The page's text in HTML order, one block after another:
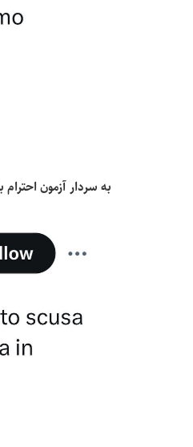
به سردار آزمون